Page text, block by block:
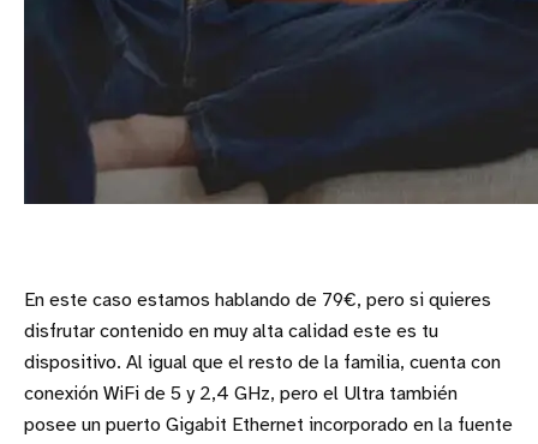
En este caso estamos hablando de 79€, pero si quieres
disfrutar contenido en muy alta calidad este es tu
dispositivo. Al igual que el resto de la familia, cuenta con
conexión WiFi de 5 y 2,4 GHz, pero el Ultra también
posee un puerto Gigabit Ethernet incorporado en la fuente